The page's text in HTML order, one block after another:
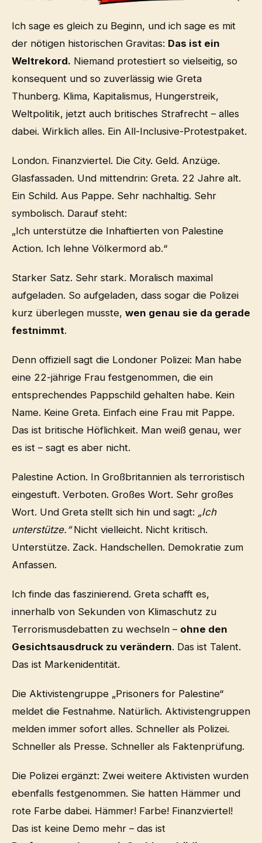
Ich sage es gleich zu Beginn, und ich sage es mit
der nötigen historischen Gravitas: Das ist ein
Weltrekord. Niemand protestiert so vielseitig, so
konsequent und so zuverlässig wie Greta
Thunberg. Klima, Kapitalismus, Hungerstreik,
Weltpolitik, jetzt auch britisches Strafrecht – alles
dabei. Wirklich alles. Ein All-Inclusive-Protestpaket.
London. Finanzviertel. Die City. Geld. Anzüge.
Glasfassaden. Und mittendrin: Greta. 22 Jahre alt.
Ein Schild. Aus Pappe. Sehr nachhaltig. Sehr
symbolisch. Darauf steht:
„Ich unterstütze die Inhaftierten von Palestine
Action. Ich lehne Völkermord ab.“
Starker Satz. Sehr stark. Moralisch maximal
aufgeladen. So aufgeladen, dass sogar die Polizei
kurz überlegen musste, wen genau sie da gerade
festnimmt.
Denn offiziell sagt die Londoner Polizei: Man habe
eine 22-jährige Frau festgenommen, die ein
entsprechendes Pappschild gehalten habe. Kein
Name. Keine Greta. Einfach eine Frau mit Pappe.
Das ist britische Höflichkeit. Man weiß genau, wer
es ist – sagt es aber nicht.
Palestine Action. In Großbritannien als terroristisch
eingestuft. Verboten. Großes Wort. Sehr großes
Wort. Und Greta stellt sich hin und sagt: „Ich
unterstütze.“Nicht vielleicht. Nicht kritisch.
Unterstütze. Zack. Handschellen. Demokratie zum
Anfassen.
Ich finde das faszinierend. Greta schafft es,
innerhalb von Sekunden von Klimaschutz zu
Terrorismusdebatten zu wechseln – ohne den
Gesichtsausdruck zu verändern. Das ist Talent.
Das ist Markenidentität.
Die Aktivistengruppe „Prisoners for Palestine“
meldet die Festnahme. Natürlich. Aktivistengruppen
melden immer sofort alles. Schneller als Polizei.
Schneller als Presse. Schneller als Faktenprüfung.
Die Polizei ergänzt: Zwei weitere Aktivisten wurden
ebenfalls festgenommen. Sie hatten Hämmer und
rote Farbe dabei. Hämmer! Farbe! Finanzviertel!
Das ist keine Demo mehr – das ist